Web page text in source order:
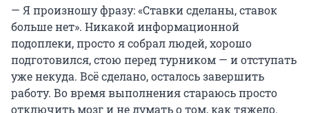
— Я произношу фразу: «Ставки сделаны, ставок
больше нет». Никакой информационной
подоплеки, просто я собрал людей, хорошо
подготовился, стою перед турником — и отступать
уже некуда. Всё сделано, осталось завершить
работу. Во время выполнения стараюсь просто
отключить мозг и не думать о том, как тяжело.